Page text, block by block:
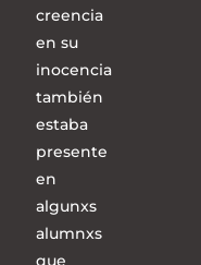
creencia
en su
inocencia
también
estaba
presente
en
algunxs
alumnxs
que